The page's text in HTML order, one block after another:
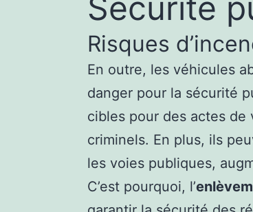
Sécurité
Risques
En outre, les véhicules
danger pour la sécurité
cibles pour des actes de
criminels. En plus, ils
les voies publiques,
C’est pourquoi, l’